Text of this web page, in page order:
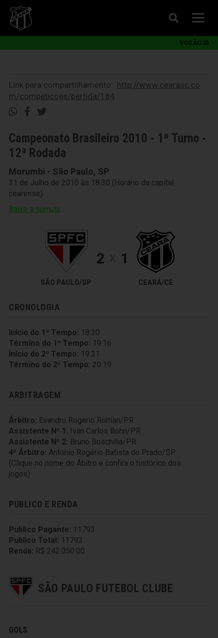
VOZÃO ID
Link para compartilhamento:: http://www.cearasc.co
m/competicoes/partida/184
Campeonato Brasileiro 2010 - 1º Turno -
12ª Rodada
Morumbi - São Paulo, SP
31 de Julho de 2010 às 18:30 (Horário da capital
cearense)
Baixe a súmula
SÃO PAULO/SP
2 1
CEARÁ/CE
CRONOLOGIA
Início do 1º Tempo: 18:30
Término do 1º Tempo: 19:16
Início do 2º Tempo: 19:31
Término do 2º Tempo: 20:19
ARBITRAGEM
Árbitro: Evandro Rogerio Roman/PR
Assistente Nº 1: Ivan Carlos Bohn/PR
Assistente Nº 2: Bruno Boschilia/PR
4º Árbitro: Antonio Rogério Batista do Prado/SP
(Clique no nome do Ábitro e confira o histórico dos
jogos)
PUBLICO E RENDA
Publico Pagante: 11793
Publico Total: 11793
Renda: R$ 242.050.00
SÃO PAULO FUTEBOL CLUBE
GOLS